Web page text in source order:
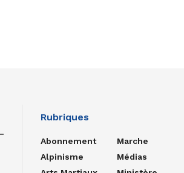
Rubriques
Abonnement
Alpinisme
Marche
Médias